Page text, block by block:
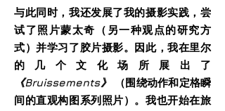
与此同时，我还发展了我的摄影实践，尝
试了照片蒙太奇（另一种观点的研究方
式）并学习了胶片摄影。因此，我在里尔
的几个文化场所展出了
《Bruissements》
（围绕动作和定格瞬
间的直观构图系列照片）。我也开始在旅